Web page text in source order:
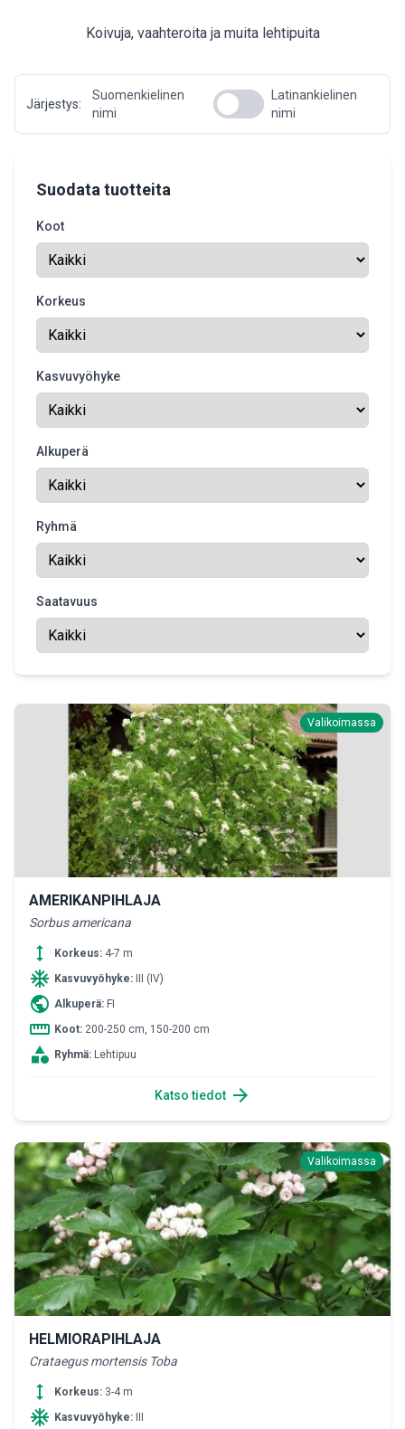
Koivuja, vaahteroita ja muita lehtipuita
Järjestys:
Suomenkielinen
nimi
Latinankielinen
nimi
Suodata tuotteita
Koot
Korkeus
Kasvuvyöhyke
Alkuperä
Ryhmä
Saatavuus
Valikoimassa
AMERIKANPIHLAJA
Sorbus americana
height Korkeus: 4-7 m
ac_unit Kasvuvyöhyke: III (IV)
public Alkuperä: FI
straighten Koot: 200-250 cm, 150-200 cm
category Ryhmä: Lehtipuu
Katso tiedot arrow_forward
Valikoimassa
HELMIORAPIHLAJA
Crataegus mortensis Toba
height Korkeus: 3-4 m
ac_unit Kasvuvyöhyke: